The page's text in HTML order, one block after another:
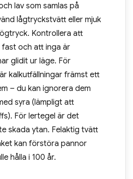
lav som samlas på
lågtryckstvätt eller mjuk
Kontrollera att
och att inga är
glidit ur läge. För
kalkutfällningar främst ett
– du kan ignorera dem
syra (lämpligt att
För lertegel är det
skada ytan. Felaktig tvätt
kan förstöra pannor
hålla i 100 år.